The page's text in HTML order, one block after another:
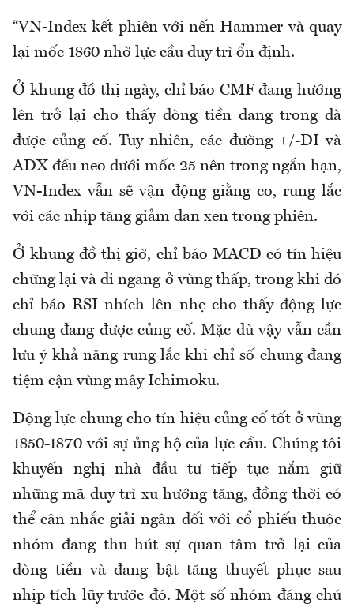
“VN-Index kết phiên với nến Hammer và quay
lại mốc 1860 nhờ lực cầu duy trì ổn định.
Ở khung đồ thị ngày, chỉ báo CMF đang hướng
lên trở lại cho thấy dòng tiền đang trong đà
được củng cố. Tuy nhiên, các đường +/-DI và
ADX đều neo dưới mốc 25 nên trong ngắn hạn,
VN-Index vẫn sẽ vận động giằng co, rung lắc
với các nhịp tăng giảm đan xen trong phiên.
Ở khung đồ thị giờ, chỉ báo MACD có tín hiệu
chững lại và đi ngang ở vùng thấp, trong khi đó
chỉ báo RSI nhích lên nhẹ cho thấy động lực
chung đang được củng cố. Mặc dù vậy vẫn cần
lưu ý khả năng rung lắc khi chỉ số chung đang
tiệm cận vùng mây Ichimoku.
Động lực chung cho tín hiệu củng cố tốt ở vùng
1850-1870 với sự ủng hộ của lực cầu. Chúng tôi
khuyến nghị nhà đầu tư tiếp tục nắm giữ
những mã duy trì xu hướng tăng, đồng thời có
thể cân nhắc giải ngân đối với cổ phiếu thuộc
nhóm đang thu hút sự quan tâm trở lại của
dòng tiền và đang bật tăng thuyết phục sau
nhịp tích lũy trước đó. Một số nhóm đáng chú